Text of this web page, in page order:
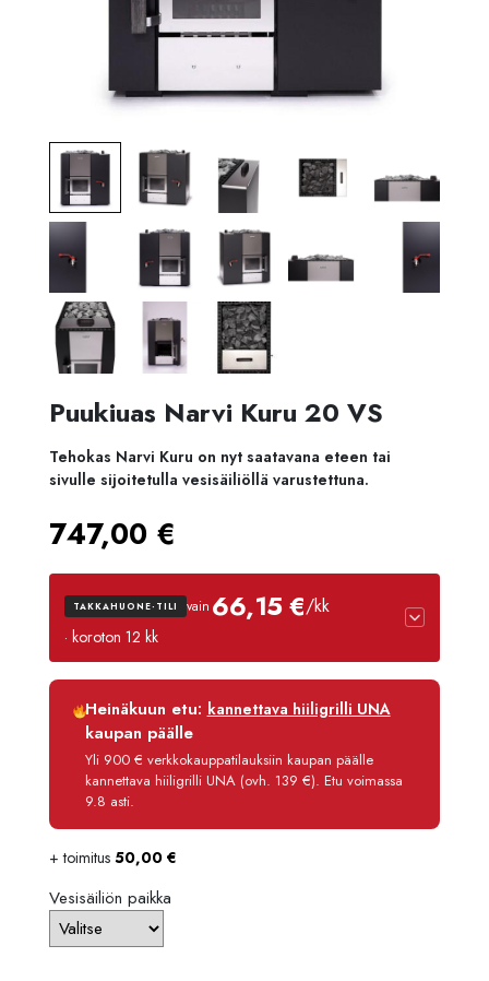
Puukiuas Narvi Kuru 20 VS
Tehokas Narvi Kuru on nyt saatavana eteen tai
sivulle sijoitetulla vesisäiliöllä varustettuna.
747,00 €
TAKKAHUONE-TILI vain 66,15 €/kk
· koroton 12 kk
Luottoaika
12 kk
Korko
Käsittelymaksu
3,90 €/kk
Maksettava yhteensä
793,80 €
Heinäkuun etu: kannettava hiiligrilli UNA
kaupan päälle
Yli 900 € verkkokauppatilauksiin kaupan päälle
kannettava hiiligrilli UNA (ovh. 139 €). Etu voimassa
9.8 asti.
+ toimitus 50,00 €
Vesisäiliön paikka